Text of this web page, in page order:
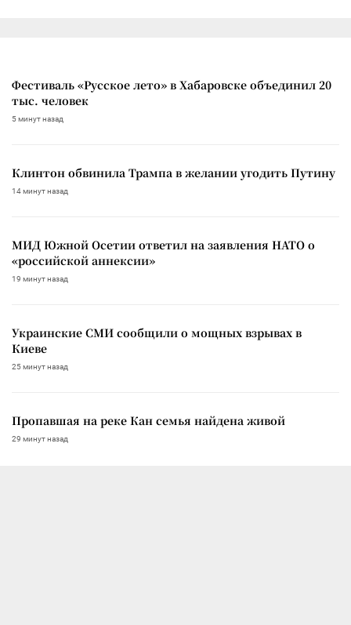
Фестиваль «Русское лето» в Хабаровске объединил 20
тыс. человек
5 минут назад
Клинтон обвинила Трампа в желании угодить Путину
14 минут назад
МИД Южной Осетии ответил на заявления НАТО о
«российской аннексии»
19 минут назад
Украинские СМИ сообщили о мощных взрывах в
Киеве
25 минут назад
Пропавшая на реке Кан семья найдена живой
29 минут назад